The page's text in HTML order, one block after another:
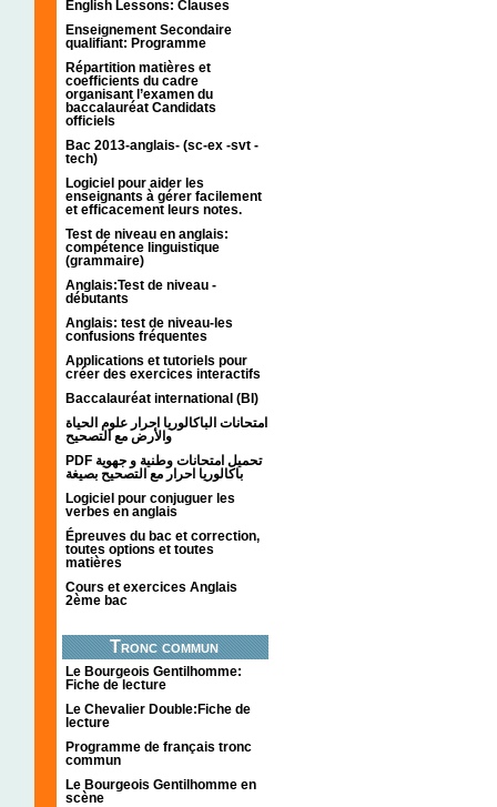
English Lessons: Clauses
Enseignement Secondaire
qualifiant: Programme
Répartition matières et
coefficients du cadre
organisant l’examen du
baccalauréat Candidats
officiels
Bac 2013-anglais- (sc-ex -svt -
tech)
Logiciel pour aider les
enseignants à gérer facilement
et efficacement leurs notes.
Test de niveau en anglais:
compétence linguistique
(grammaire)
Anglais:Test de niveau -
débutants
Anglais: test de niveau-les
confusions fréquentes
Applications et tutoriels pour
créer des exercices interactifs
Baccalauréat international (BI)
امتحانات الباكالوريا احرار علوم الحياة
والأرض مع التصحيح
PDF تحميل امتحانات وطنية و جهوية
باكالوريا احرار مع التصحيح بصيغة
Logiciel pour conjuguer les
verbes en anglais
Épreuves du bac et correction,
toutes options et toutes
matières
Cours et exercices Anglais
2ème bac
Tronc commun
Le Bourgeois Gentilhomme:
Fiche de lecture
Le Chevalier Double:Fiche de
lecture
Programme de français tronc
commun
Le Bourgeois Gentilhomme en
scène